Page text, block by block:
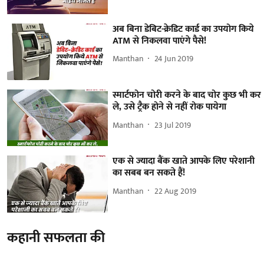
अब बिना डेबिट-क्रेडिट कार्ड का उपयोग किये
ATM से निकलवा पाएंगे पैसे!
Manthan 24 Jun 2019
स्मार्टफोन चोरी करने के बाद चोर कुछ भी कर
ले, उसे ट्रैक होने से नहीं रोक पायेगा
Manthan 23 Jul 2019
एक से ज्यादा बैंक खाते आपके लिए परेशानी
का सबब बन सकते हैं!
Manthan 22 Aug 2019
कहानी सफलता की